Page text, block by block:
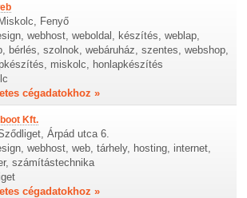
Fenyő
webhost, weboldal, készítés, weblap,
bérlés, szolnok, webáruház, szentes, webshop,
miskolc, honlapkészítés
cégadatokhoz »
Kft.
Árpád utca 6.
webhost, web, tárhely, hosting, internet,
számítástechnika
cégadatokhoz »